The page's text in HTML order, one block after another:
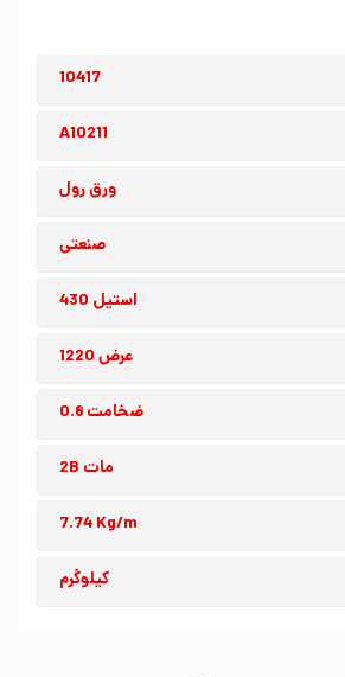
10417
A10211
ورق رول
صنعتی
استیل 430
عرض 1220
ضخامت 0.8
مات 2B
7.74 Kg/m
کیلوگرم